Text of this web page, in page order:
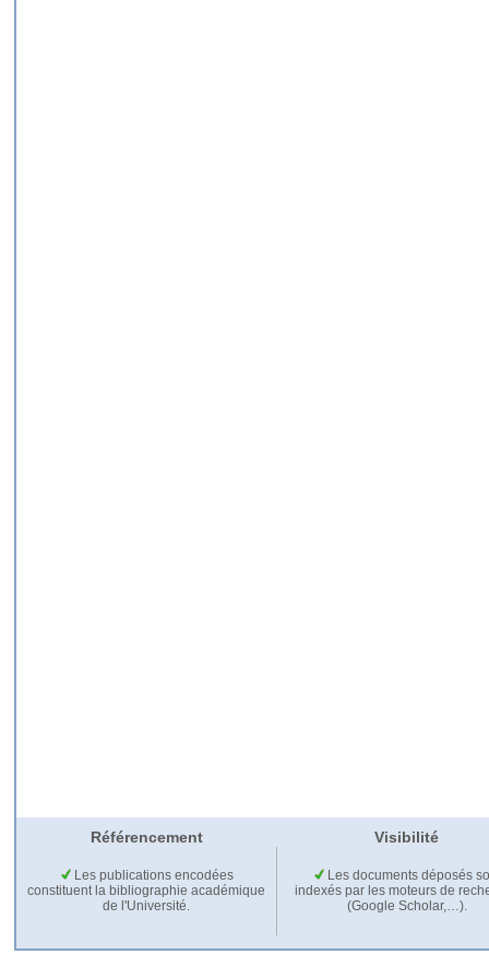
Référencement Visibilité
Les publications encodées
constituent la bibliographie académique
de l'Université.
Les documents déposés
indexés par les moteurs de
(Google Scholar,…).